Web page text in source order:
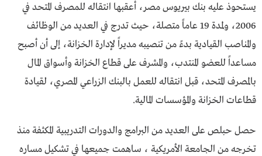
يستحوذ عليه بنك بيريوس مصر، أعقبها انتقاله للمصرف المتحد في
2006، ولمدة 19 عاماً متصلة، حيث تدرج في العديد من الوظائف
والمناصب القيادية بدءً من تنصيبه مديراً لإدارة الخزانة، إلى أن أصبح
مساعداً للعضو المنتدب، والمشرف على قطاع الخزانة وأسواق المال
بالمصرف المتحد، قبل انتقاله للعمل بالبنك الزراعي المصري، لقيادة
قطاعات الخزانة والمؤسسات المالية.
حصل حبلص على العديد من البرامج والدورات التدريبية المكثفة منذ
تخرجه من الجامعة الأمريكية ، ساهمت جميعها في تشكيل مساره